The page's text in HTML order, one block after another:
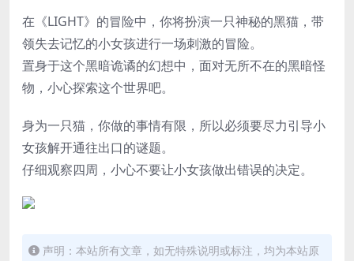
在《LIGHT》的冒险中，你将扮演一只神秘的黑猫，带
领失去记忆的小女孩进行一场刺激的冒险。
置身于这个黑暗诡谲的幻想中，面对无所不在的黑暗怪
物，小心探索这个世界吧。
身为一只猫，你做的事情有限，所以必须要尽力引导小
女孩解开通往出口的谜题。
仔细观察四周，小心不要让小女孩做出错误的决定。
声明：本站所有文章，如无特殊说明或标注，均为本站原